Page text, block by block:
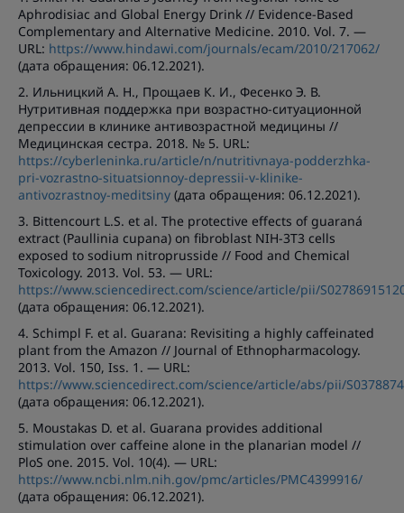
Aphrodisiac and Global Energy Drink // Evidence-Based
Complementary and Alternative Medicine. 2010. Vol. 7. —
URL: https://www.hindawi.com/journals/ecam/2010/217062/
(дата обращения: 06.12.2021).
2. Ильницкий А. Н., Прощаев К. И., Фесенко Э. В.
Нутритивная поддержка при возрастно-ситуационной
депрессии в клинике антивозрастной медицины //
Медицинская сестра. 2018. № 5. URL:
https://cyberleninka.ru/article/n/nutritivnaya-podderzhka-
pri-vozrastno-situatsionnoy-depressii-v-klinike-
antivozrastnoy-meditsiny (дата обращения: 06.12.2021).
3. Bittencourt L.S. et al. The protective effects of guaraná
extract (Paullinia cupana) on fibroblast NIH-3T3 cells
exposed to sodium nitroprusside // Food and Chemical
Toxicology. 2013. Vol. 53. — URL:
https://www.sciencedirect.com/science/article/pii/
(дата обращения: 06.12.2021).
4. Schimpl F. et al. Guarana: Revisiting a highly caffeinated
plant from the Amazon // Journal of Ethnopharmacology.
2013. Vol. 150, Iss. 1. — URL:
https://www.sciencedirect.com/science/article/abs/pii/
(дата обращения: 06.12.2021).
5. Moustakas D. et al. Guarana provides additional
stimulation over caffeine alone in the planarian model //
PloS one. 2015. Vol. 10(4). — URL:
https://www.ncbi.nlm.nih.gov/pmc/articles/PMC4399916/
(дата обращения: 06.12.2021).